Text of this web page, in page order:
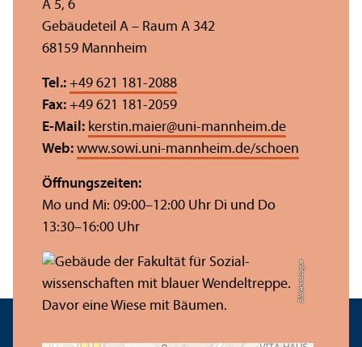
Bild: Anna Logue
A 5, 6
Gebäudeteil A – Raum A 342
68159 Mannheim
Tel.: +49 621 181-2088
Fax: +49 621 181-2059
E-Mail: kerstin.maier@uni-mannheim.de
Web: www.sowi.uni-mannheim.de/schoen
Öffnungs­zeiten:
Mo und Mi: 09:00–12:00 Uhr Di und Do
13:30–16:00 Uhr